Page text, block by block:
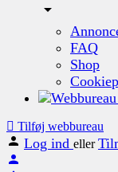
FAQ
Shop
Tilføj webbureau
Log ind eller